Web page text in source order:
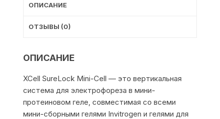
ОПИСАНИЕ
ОТЗЫВЫ (0)
ОПИСАНИЕ
XCell SureLock Mini-Cell — это вертикальная
система для электрофореза в мини-
протеиновом геле, совместимая со всеми
мини-сборными гелями Invitrogen и гелями для